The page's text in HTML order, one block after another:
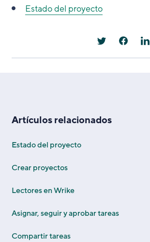
Estado del proyecto
Artículos relacionados
Estado del proyecto
Crear proyectos
Lectores en Wrike
Asignar, seguir y aprobar tareas
Compartir tareas